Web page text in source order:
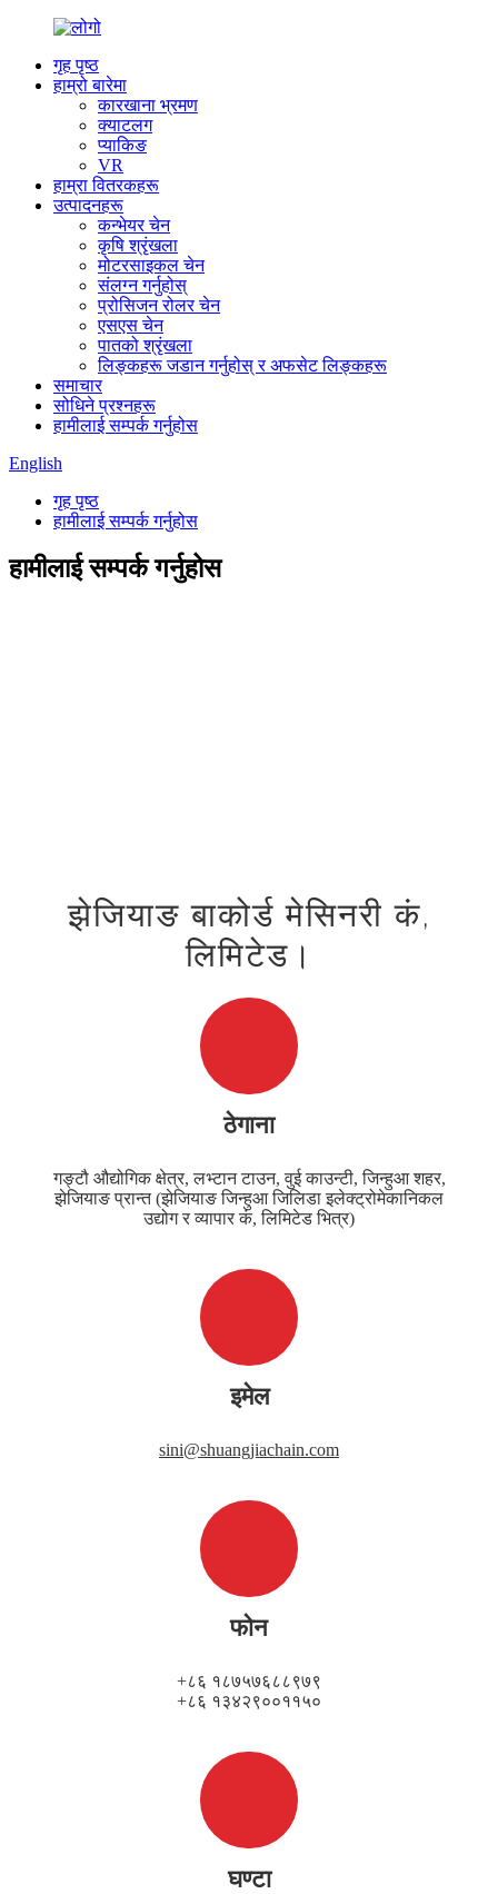
गृह पृष्ठ
हाम्रो बारेमा
कारखाना भ्रमण
क्याटलग
प्याकिङ
VR
हाम्रा वितरकहरू
उत्पादनहरू
कन्भेयर चेन
कृषि श्रृंखला
मोटरसाइकल चेन
संलग्न गर्नुहोस्
प्रोसिजन रोलर चेन
एसएस चेन
पातको श्रृंखला
लिङ्कहरू जडान गर्नुहोस् र अफसेट लिङ्कहरू
समाचार
सोधिने प्रश्नहरू
हामीलाई सम्पर्क गर्नुहोस
English
गृह पृष्ठ
हामीलाई सम्पर्क गर्नुहोस
हामीलाई सम्पर्क गर्नुहोस
झेजियाङ बाकोर्ड मेसिनरी कं,
लिमिटेड।
ठेगाना
गङ्टौ औद्योगिक क्षेत्र, लभ्टान टाउन, वुई काउन्टी, जिन्हुआ शहर,
झेजियाङ प्रान्त (झेजियाङ जिन्हुआ जिलिडा इलेक्ट्रोमेकानिकल
उद्योग र व्यापार कं, लिमिटेड भित्र)
इमेल
sini@shuangjiachain.com
फोन
+८६ १८७५७६८८९७९
+८६ १३४२९००११५०
घण्टा